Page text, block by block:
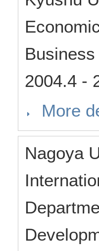
2004.4 -
More
Nagoya